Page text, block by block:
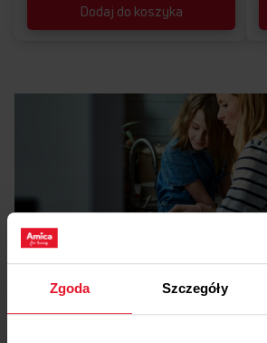
Zgoda Szczegóły
Dodaj do koszyka
Plikido pobrania
Etykieta energetyczna